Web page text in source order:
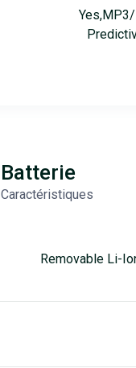
Batterie
Caractéristiques
Removable Li-